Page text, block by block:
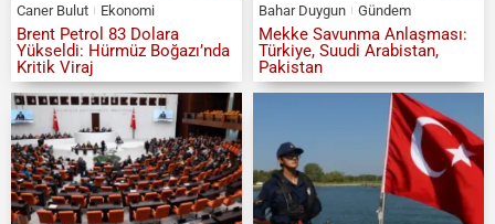
Caner Bulut Ekonomi
Brent Petrol 83 Dolara
Yükseldi: Hürmüz Boğazı’nda
Kritik Viraj
Bahar Duygun Gündem
Mekke Savunma Anlaşması:
Türkiye, Suudi Arabistan,
Pakistan